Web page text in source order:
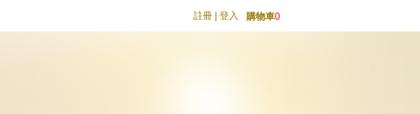
註冊 登入 購物車0